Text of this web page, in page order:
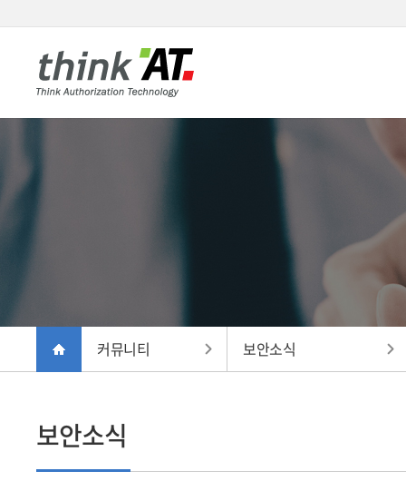
커뮤니티 보안소식
보안소식